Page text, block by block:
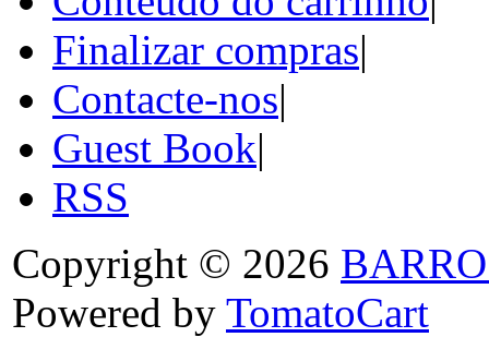
Finalizar compras|
Contacte-nos|
Guest Book|
RSS
Copyright © 2026
Powered by TomatoCart